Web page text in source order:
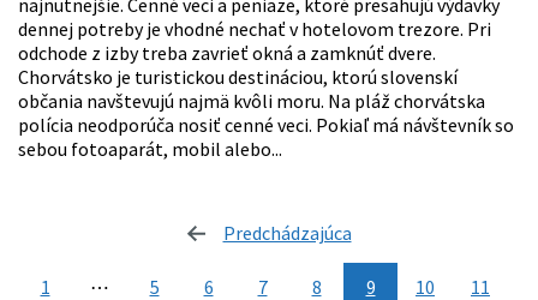
najnutnejšie. Cenné veci a peniaze, ktoré presahujú výdavky
dennej potreby je vhodné nechať v hotelovom trezore. Pri
odchode z izby treba zavrieť okná a zamknúť dvere.
Chorvátsko je turistickou destináciou, ktorú slovenskí
občania navštevujú najmä kvôli moru. Na pláž chorvátska
polícia neodporúča nosiť cenné veci. Pokiaľ má návštevník so
sebou fotoaparát, mobil alebo...
Predchádzajúca
1 ⋯ 5 6 7 8 9 10 11